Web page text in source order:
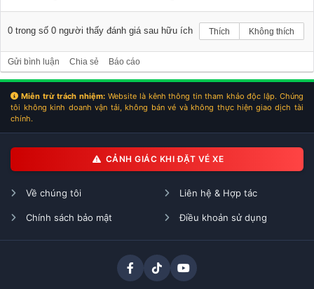
0 trong số 0 người thấy đánh giá sau hữu ích Thích Không thích
Gửi bình luận Chia sẻ Báo cáo
Miễn trừ trách nhiệm: Website là kênh thông tin tham khảo độc lập. Chúng
tôi không kinh doanh vận tải, không bán vé và không thực hiện giao dịch tài
chính.
CẢNH GIÁC KHI ĐẶT VÉ XE
Về chúng tôi Liên hệ & Hợp tác
Chính sách bảo mật Điều khoản sử dụng